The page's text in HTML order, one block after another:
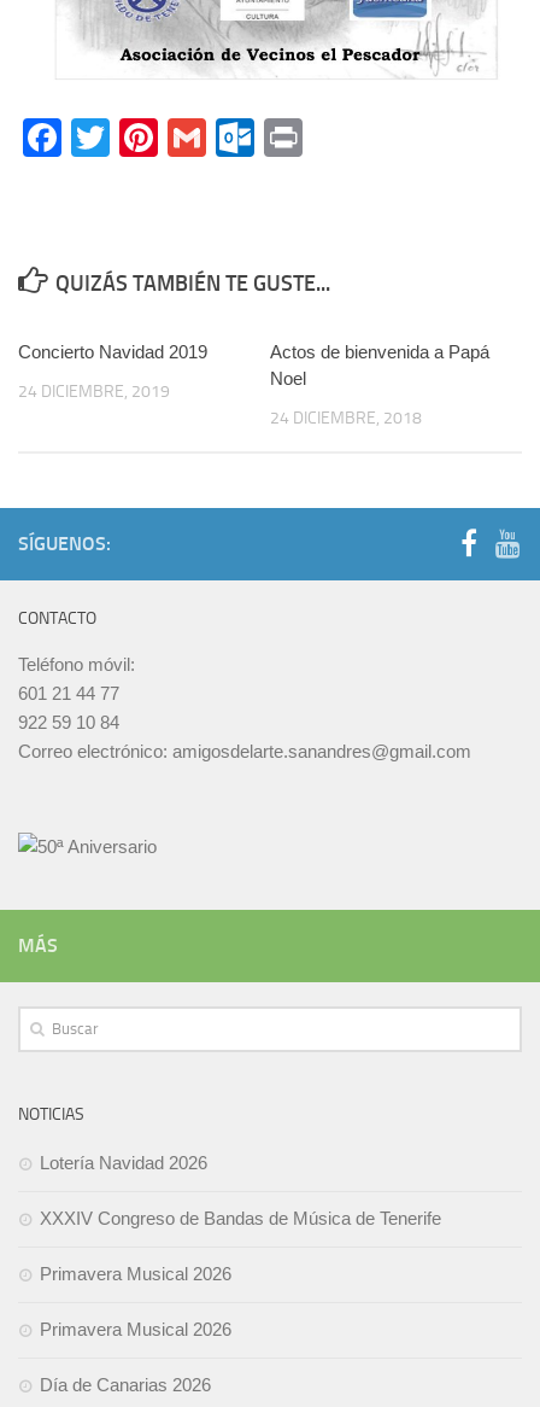
Facebook
TwitterPinterest
GmailOutlook.com
QUIZÁS TAMBIÉN TE GUSTE...
Concierto Navidad 2019
24 DICIEMBRE, 2019
Actos de bienvenida a Papá
Noel
24 DICIEMBRE, 2018
SÍGUENOS:
CONTACTO
Teléfono móvil:
601 21 44 77
922 59 10 84
Correo electrónico: amigosdelarte.sanandres@gmail.com
MÁS
NOTICIAS
Lotería Navidad 2026
XXXIV Congreso de Bandas de Música de Tenerife
Primavera Musical 2026
Primavera Musical 2026
Día de Canarias 2026